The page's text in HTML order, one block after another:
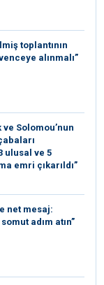
toplantının
alınmalı”
Solomou’nun
ulusal ve 5
emri çıkarıldı”
net mesaj:
adım atın”